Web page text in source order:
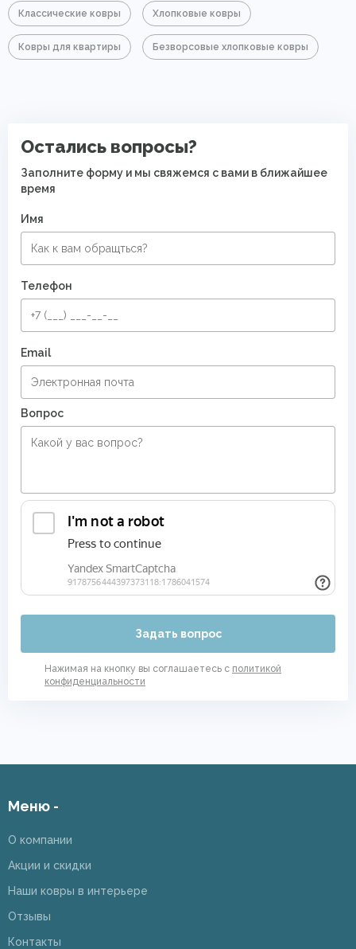
Классические ковры Хлопковые ковры
Ковры для квартиры Безворсовые хлопковые ковры
Остались вопросы?
Заполните форму и мы свяжемся с вами в ближайшее
время
Имя
Телефон
Email
Вопрос
Задать вопрос
Нажимая на кнопку вы соглашаетесь с политикой
конфиденциальности
Меню -
О компании
Акции и скидки
Наши ковры в интерьере
Отзывы
Контакты